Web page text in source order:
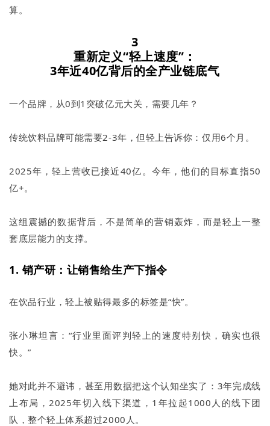
算。
3
重新定义“轻上速度”：
3年近40亿背后的全产业链底气
一个品牌，从0到1突破亿元大关，需要几年？
传统饮料品牌可能需要2-3年，但轻上告诉你：仅用6个月。
2025年，轻上营收已接近40亿。今年，他们的目标直指50
亿+。
这组震撼的数据背后，不是简单的营销轰炸，而是轻上一整
套底层能力的支撑。
1. 销产研：让销售给生产下指令
在饮品行业，轻上被贴得最多的标签是“快”。
张小琳坦言：“行业里面评判轻上的速度特别快，确实也很
快。”
她对此并不避讳，甚至用数据把这个认知坐实了：3年完成线
上布局，2025年切入线下渠道，1年拉起1000人的线下团
队，整个轻上体系超过2000人。